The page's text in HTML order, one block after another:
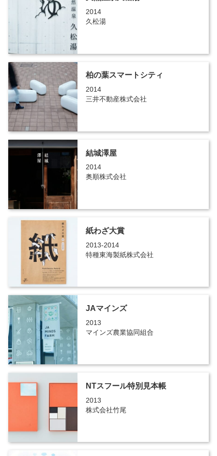
2014
久松湯
柏の葉スマートシティ
2014
三井不動産株式会社
結城澤屋
2014
奥順株式会社
紙わざ大賞
2013-2014
特種東海製紙株式会社
JAマインズ
2013
マインズ農業協同組合
NTスフール特別見本帳
2013
株式会社竹尾